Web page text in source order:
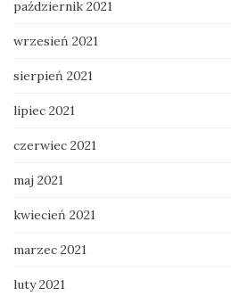
październik 2021
wrzesień 2021
sierpień 2021
lipiec 2021
czerwiec 2021
maj 2021
kwiecień 2021
marzec 2021
luty 2021